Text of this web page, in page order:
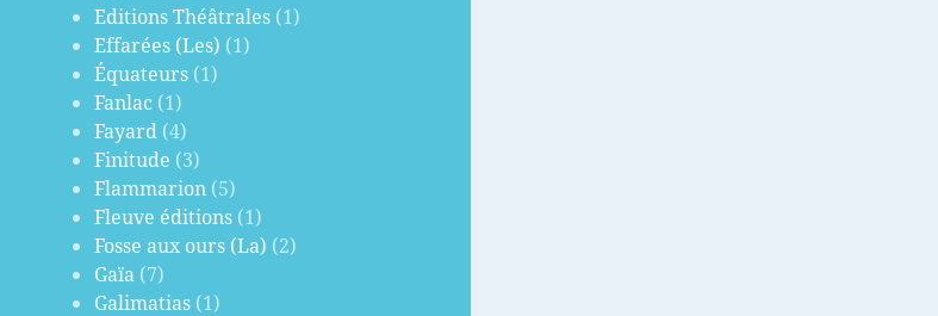
Editions Théâtrales (1)
Effarées (Les) (1)
Équateurs (1)
Fanlac (1)
Fayard (4)
Finitude (3)
Flammarion (5)
Fleuve éditions (1)
Fosse aux ours (La) (2)
Gaïa (7)
Galimatias (1)